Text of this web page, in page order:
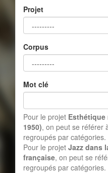
Projet
Corpus
Mot clé
Pour le projet Esthétique
1950), on peut se référer
regroupés par catégories.
Pour le projet Jazz dans
française, on peut se
regroupés par catégories.